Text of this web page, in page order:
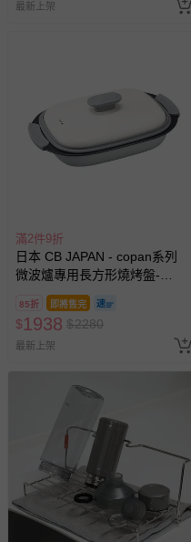
最新上架
滿2件9折
日本 CB JAPAN - copan系列
微波爐專用長方形燒烤盤-
白-495g
85折 即將售完
$1938 $2280
最新上架